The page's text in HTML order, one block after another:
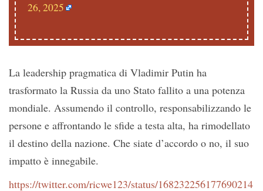
26, 2025
La leadership pragmatica di Vladimir Putin ha
trasformato la Russia da uno Stato fallito a una potenza
mondiale. Assumendo il controllo, responsabilizzando le
persone e affrontando le sfide a testa alta, ha rimodellato
il destino della nazione. Che siate d’accordo o no, il suo
impatto è innegabile.
https://twitter.com/ricwe123/status/168232256177690214